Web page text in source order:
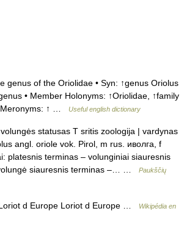
genus of the Oriolidae • Syn: ↑genus Oriolus
• Member Holonyms: ↑Oriolidae, ↑family
Meronyms: ↑ …
Useful english dictionary
statusas T sritis zoologija | vardynas
angl. oriole vok. Pirol, m rus. иволга, f
platesnis terminas – volunginiai siauresnis
siauresnis terminas –… …
Paukščių
d Europe Loriot d Europe …
Wikipédia en